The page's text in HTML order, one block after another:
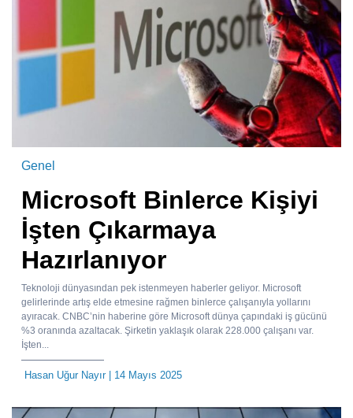
Genel
Microsoft Binlerce Kişiyi
İşten Çıkarmaya
Hazırlanıyor
Teknoloji dünyasından pek istenmeyen haberler geliyor. Microsoft
gelirlerinde artış elde etmesine rağmen binlerce çalışanıyla yollarını
ayıracak. CNBC’nin haberine göre Microsoft dünya çapındaki iş gücünü
%3 oranında azaltacak. Şirketin yaklaşık olarak 228.000 çalışanı var.
İşten...
Hasan Uğur Nayır| 14 Mayıs 2025